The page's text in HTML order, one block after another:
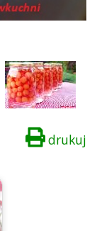
drukuj